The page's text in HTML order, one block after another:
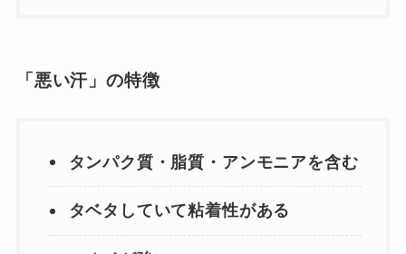
「悪い汗」の特徴
タンパク質・脂質・アンモニアを含む
タベタしていて粘着性がある